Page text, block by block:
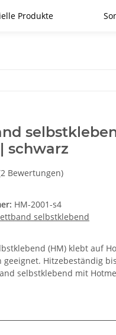
Produkte
schwarz
Bewertungen)
HM-2001-s4
selbstklebend
(HM) klebt auf
Hitzebeständig
selbstklebend mit